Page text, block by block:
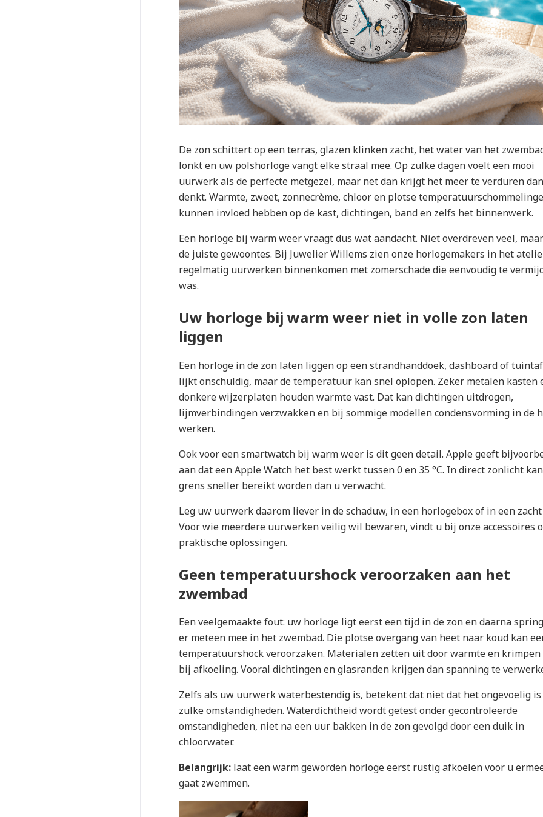
De zon schittert op een terras, glazen klinken zacht, het water van het
lonkt en uw polshorloge vangt elke straal mee. Op zulke dagen voelt een mooi
uurwerk als de perfecte metgezel, maar net dan krijgt het meer te verduren
denkt. Warmte, zweet, zonnecrème, chloor en plotse
kunnen invloed hebben op de kast, dichtingen, band en zelfs het binnenwerk.
Een horloge bij warm weer vraagt dus wat aandacht. Niet overdreven veel,
de juiste gewoontes. Bij Juwelier Willems zien onze horlogemakers in het
regelmatig uurwerken binnenkomen met zomerschade die eenvoudig te
was.
Uw horloge bij warm weer niet in volle zon laten
liggen
Een horloge in de zon laten liggen op een strandhanddoek, dashboard of
lijkt onschuldig, maar de temperatuur kan snel oplopen. Zeker metalen kasten
donkere wijzerplaten houden warmte vast. Dat kan dichtingen uitdrogen,
lijmverbindingen verzwakken en bij sommige modellen condensvorming in de
werken.
Ook voor een smartwatch bij warm weer is dit geen detail. Apple geeft
aan dat een Apple Watch het best werkt tussen 0 en 35 °C. In direct zonlicht
grens sneller bereikt worden dan u verwacht.
Leg uw uurwerk daarom liever in de schaduw, in een horlogebox of in een
Voor wie meerdere uurwerken veilig wil bewaren, vindt u bij onzeaccessoires
praktische oplossingen.
Geen temperatuurshock veroorzaken aan het
zwembad
Een veelgemaakte fout: uw horloge ligt eerst een tijd in de zon en daarna
er meteen mee in het zwembad. Die plotse overgang van heet naar koud kan
temperatuurshock veroorzaken. Materialen zetten uit door warmte en krimpen
bij afkoeling. Vooral dichtingen en glasranden krijgen dan spanning te
Zelfs als uw uurwerk waterbestendig is, betekent dat niet dat het ongevoelig
zulke omstandigheden. Waterdichtheid wordt getest onder gecontroleerde
omstandigheden, niet na een uur bakken in de zon gevolgd door een duik in
chloorwater.
Belangrijk: laat een warm geworden horloge eerst rustig afkoelen voor u
gaat zwemmen.